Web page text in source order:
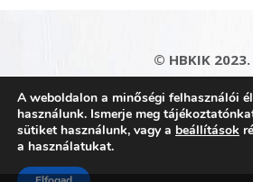
© HBKIK 2023.
Adatkezelési tájékoztató|
Kapcsolat|
A weboldalon a minőségi felhasználói
használunk. Ismerje meg
sütiket használunk, vagy a beállítások
a használatukat.